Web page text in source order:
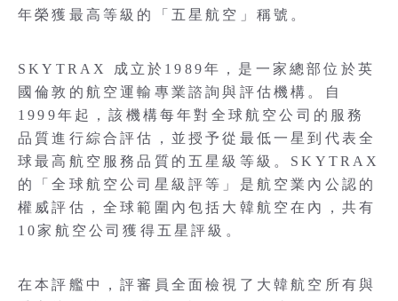
年榮獲最高等級的「五星航空」稱號。
SKYTRAX 成立於1989年，是一家總部位於英
國倫敦的航空運輸專業諮詢與評估機構。自
1999年起，該機構每年對全球航空公司的服務
品質進行綜合評估，並授予從最低一星到代表全
球最高航空服務品質的五星級等級。SKYTRAX
的「全球航空公司星級評等」是航空業內公認的
權威評估，全球範圍內包括大韓航空在內，共有
10家航空公司獲得五星評級。
在本評艦中，評審員全面檢視了大韓航空所有與